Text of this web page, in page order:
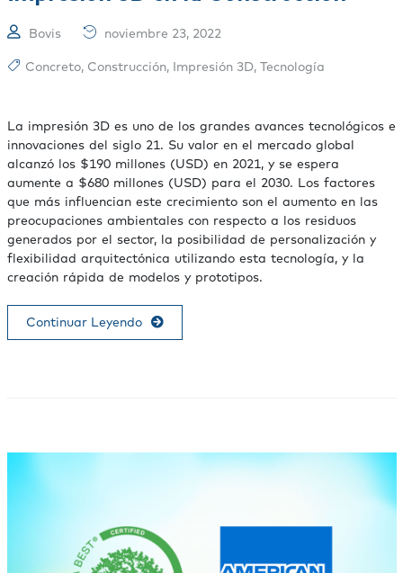
Bovis noviembre 23, 2022
Concreto, Construcción, Impresión 3D, Tecnología
La impresión 3D es uno de los grandes avances tecnológicos e
innovaciones del siglo 21. Su valor en el mercado global
alcanzó los $190 millones (USD) en 2021, y se espera
aumente a $680 millones (USD) para el 2030. Los factores
que más influencian este crecimiento son el aumento en las
preocupaciones ambientales con respecto a los residuos
generados por el sector, la posibilidad de personalización y
flexibilidad arquitectónica utilizando esta tecnología, y la
creación rápida de modelos y prototipos.
Continuar Leyendo